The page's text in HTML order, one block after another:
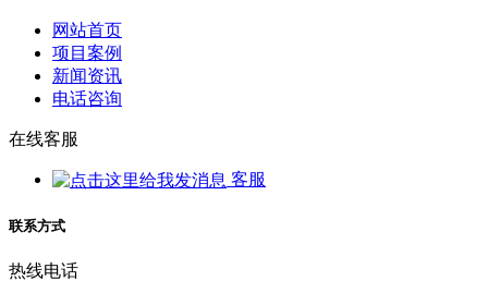
网站首页
项目案例
新闻资讯
电话咨询
在线客服
客服
联系方式
热线电话